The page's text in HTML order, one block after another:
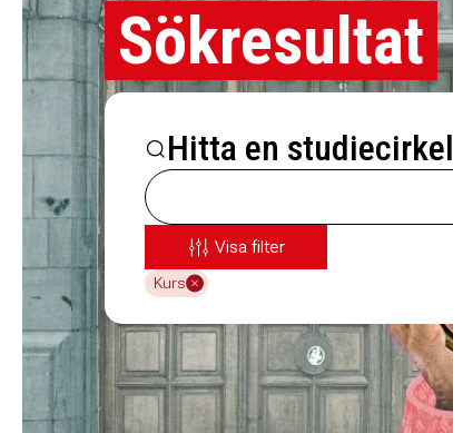
Sökresultat
Hitta en
Visa filter
Kurs